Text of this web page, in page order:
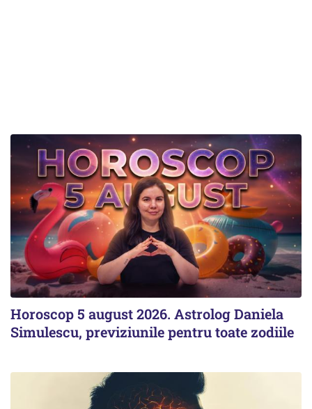
Horoscop 5 august 2026. Astrolog Daniela
Simulescu, previziunile pentru toate zodiile